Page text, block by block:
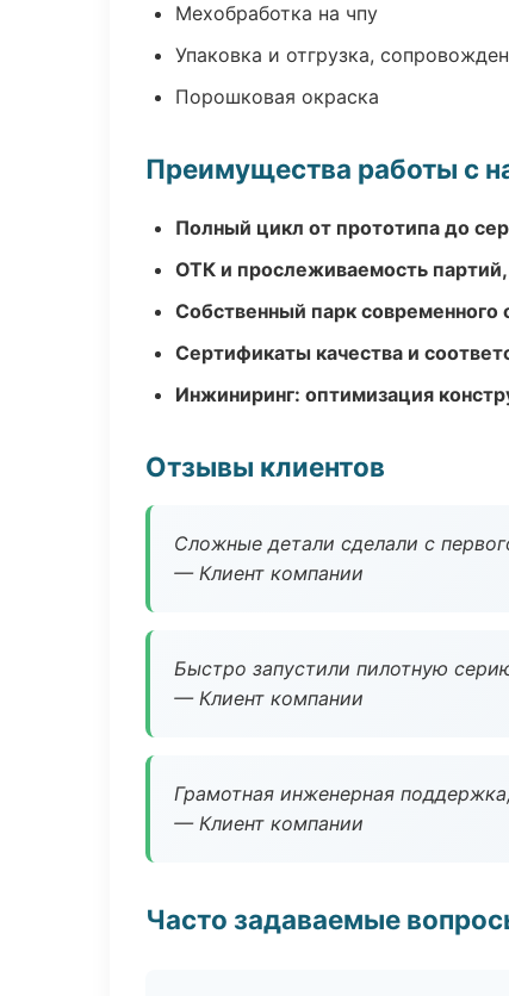
Мехобработка на чпу
Упаковка и отгрузка,
Порошковая окраска
Преимущества работы с
Полный цикл от прототипа до
ОТК и прослеживаемость
Собственный парк современного
Сертификаты качества и
Инжиниринг: оптимизация
Отзывы клиентов
Сложные детали сделали с
— Клиент компании
Быстро запустили пилотную
— Клиент компании
Грамотная инженерная
— Клиент компании
Часто задаваемые